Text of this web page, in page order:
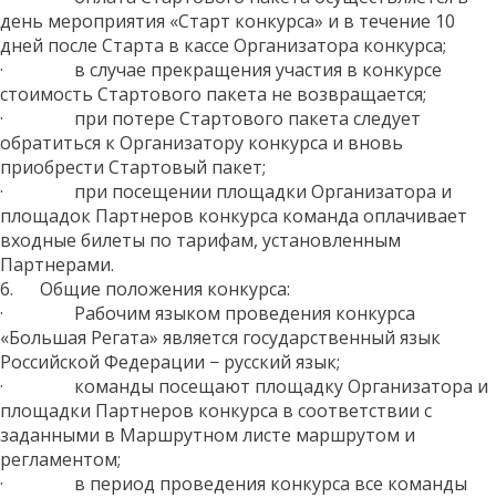
день мероприятия «Старт конкурса» и в течение 10
дней после Старта в кассе Организатора конкурса;
· в случае прекращения участия в конкурсе
стоимость Стартового пакета не возвращается;
· при потере Стартового пакета следует
обратиться к Организатору конкурса и вновь
приобрести Стартовый пакет;
· при посещении площадки Организатора и
площадок Партнеров конкурса команда оплачивает
входные билеты по тарифам, установленным
Партнерами.
6. Общие положения конкурса:
· Рабочим языком проведения конкурса
«Большая Регата» является государственный язык
Российской Федерации − русский язык;
· команды посещают площадку Организатора и
площадки Партнеров конкурса в соответствии с
заданными в Маршрутном листе маршрутом и
регламентом;
· в период проведения конкурса все команды